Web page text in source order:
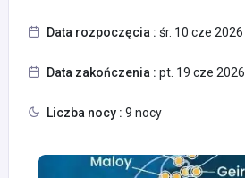
Data rozpoczęcia : śr. 10 cze 2026
Data zakończenia : pt. 19 cze 2026
Liczba nocy : 9 nocy